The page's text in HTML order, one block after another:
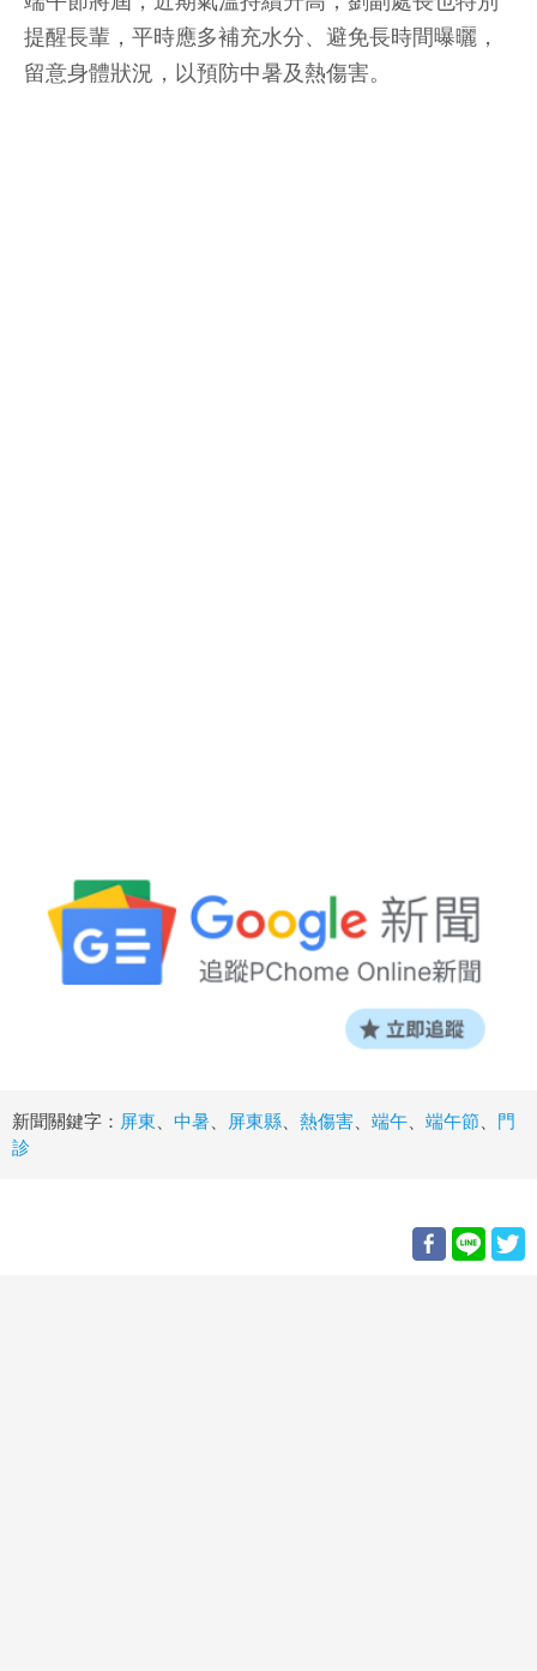
提醒長輩，平時應多補充水分、避免長時間曝曬，
留意身體狀況，以預防中暑及熱傷害。
新聞關鍵字： 屏東 中暑 屏東縣 熱傷害 端午 端午節
門
診